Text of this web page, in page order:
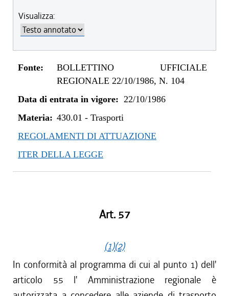
Visualizza:
Fonte:
BOLLETTINO UFFICIALE
REGIONALE 22/10/1986, N. 104
Data di entrata in vigore: 22/10/1986
Materia: 430.01 - Trasporti
REGOLAMENTI DI ATTUAZIONE
ITER DELLA LEGGE
Art. 57
(1)(2)
In conformità al programma di cui al punto 1) dell'
articolo 55 l' Amministrazione regionale è